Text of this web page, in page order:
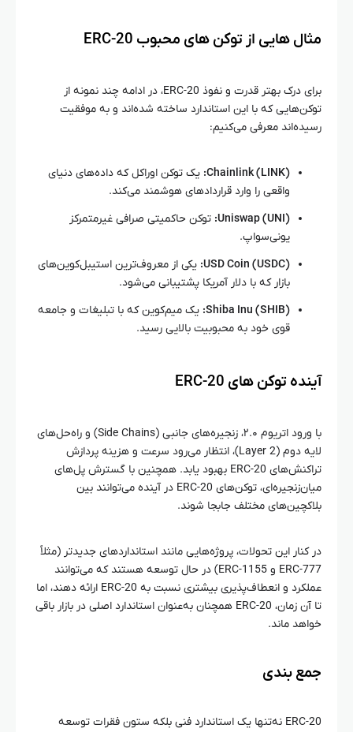
مثال‌ هایی از توکن‌ های محبوب ERC-20
برای درک بهتر قدرت و نفوذ ERC-20، در ادامه چند نمونه از
توکن‌هایی که با این استاندارد ساخته شده‌اند و به موفقیت
رسیده‌اند معرفی می‌کنیم:
Chainlink (LINK): یک توکن اوراکل که داده‌های دنیای
واقعی را وارد قراردادهای هوشمند می‌کند.
Uniswap (UNI): توکن حاکمیتی صرافی غیرمتمرکز
یونی‌سواپ.
USD Coin (USDC): یکی از معروف‌ترین استیبل‌کوین‌های
بازار که با دلار آمریکا پشتیبانی می‌شود.
Shiba Inu (SHIB): یک میم‌کوین که با تبلیغات و جامعه
قوی خود به محبوبیت بالایی رسید.
آینده توکن‌ های ERC-20
با ورود اتریوم ۲.۰، زنجیره‌های جانبی (Side Chains) و راه‌حل‌های
لایه دوم (Layer 2)، انتظار می‌رود سرعت و هزینه پردازش
تراکنش‌های ERC-20 بهبود یابد. همچنین با گسترش پل‌های
میان‌زنجیره‌ای، توکن‌های ERC-20 در آینده می‌توانند بین
بلاکچین‌های مختلف جابجا شوند.
در کنار این تحولات، پروژه‌هایی مانند استانداردهای جدیدتر (مثلاً
ERC-777 و ERC-1155) در حال توسعه هستند که می‌توانند
عملکرد و انعطاف‌پذیری بیشتری نسبت به ERC-20 ارائه دهند، اما
تا آن زمان، ERC-20 همچنان به‌عنوان استاندارد اصلی در بازار باقی
خواهد ماند.
جمع‌ بندی
ERC-20 نه‌تنها یک استاندارد فنی بلکه ستون فقرات توسعه